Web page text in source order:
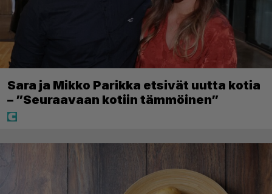
Sara ja Mikko Parikka etsivät uutta kotia
– ”Seuraavaan kotiin tämmöinen”